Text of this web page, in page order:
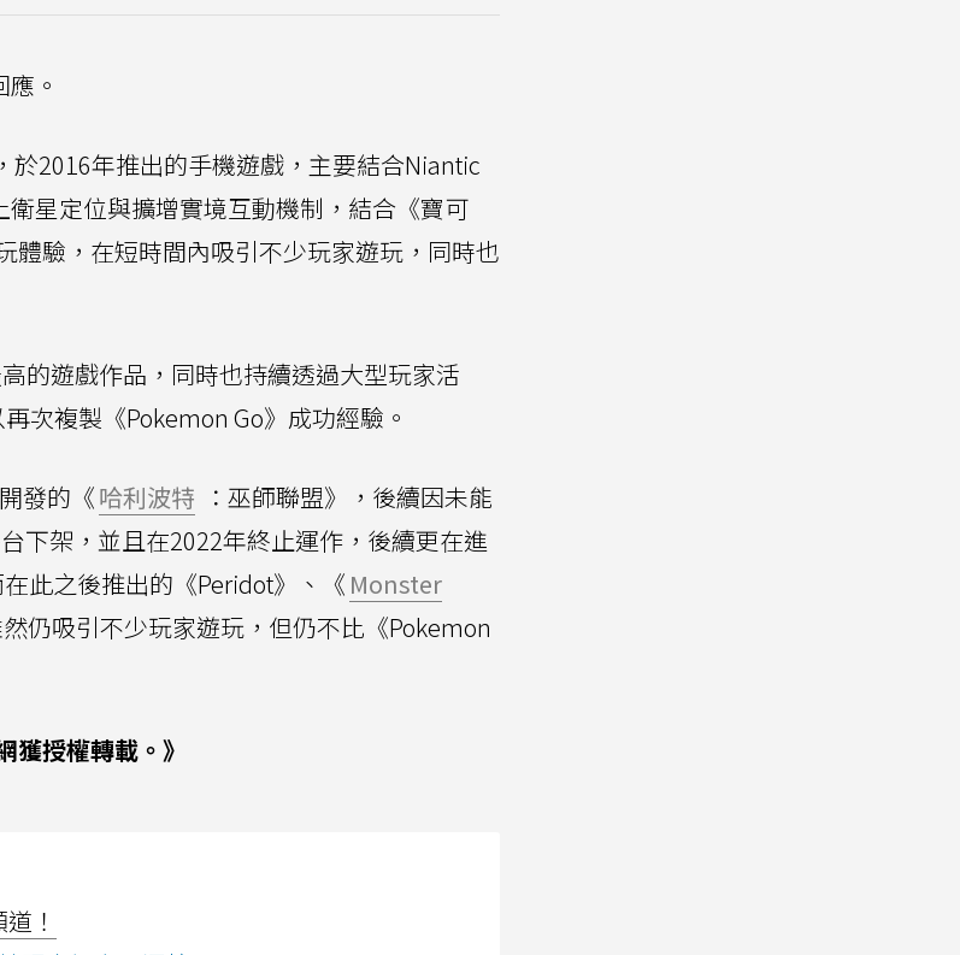
。
於2016年推出的手機遊戲，主要結合Niantic
星定位與擴增實境互動機制，結合《寶可
體驗，在短時間內吸引不少玩家遊玩，同時也
的遊戲作品，同時也持續透過大型玩家活
次複製《Pokemon Go》成功經驗。
發的《哈利波特 ：巫師聯盟》，後續因未能
下架，並且在2022年終止運作，後續更在進
此之後推出的《Peridot》、《 Monster
仍吸引不少玩家遊玩，但仍不比《Pokemon
獲授權轉載。》
！